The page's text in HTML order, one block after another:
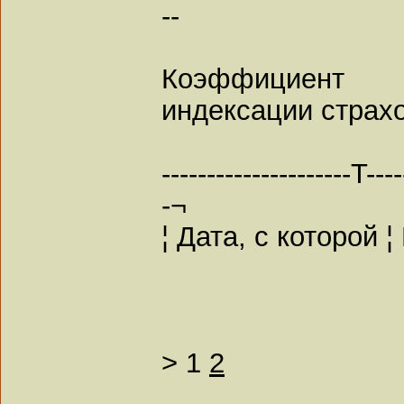
--
Коэффициент
индексации
---------------------
-¬
¦ Дата, с которой
> 1 2